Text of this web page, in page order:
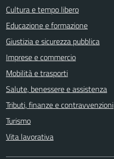
Cultura e tempo libero
Educazione e formazione
Giustizia e sicurezza pubblica
Imprese e commercio
Mobilità e trasporti
Salute, benessere e assistenza
Tributi, finanze e contravvenzioni
Turismo
Vita lavorativa